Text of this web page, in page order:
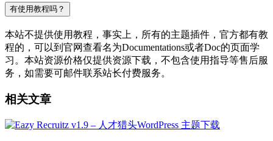
有使用教程吗？
本站不提供使用教程，事实上，所有的主题插件，官方都有教
程的，可以到官网查看名为Documentations或者Doc的页面学
习。本站资源价格仅提供资源下载，不包含使用指导等售后服
务，如需要可邮件联系站长付费服务。
相关文章